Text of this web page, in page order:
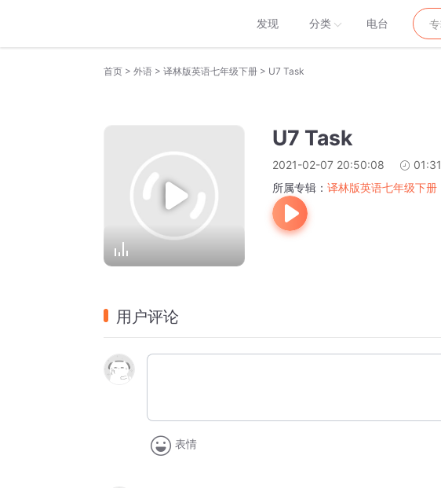
发现 分类 电台
首页 > 外语 > 译林版英语七年级下册 > U7 Task
U7 Task
2021-02-07 20:50:08 01:31
所属专辑： 译林版英语七年级下册
用户评论
表情